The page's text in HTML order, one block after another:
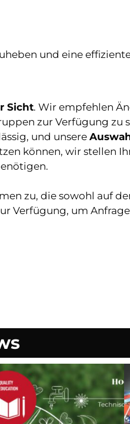
und eine
Sicht. Wir empfehlen
zur Verfügung zu
und unsere
können, wir stellen
zu, die sowohl auf
Verfügung, um